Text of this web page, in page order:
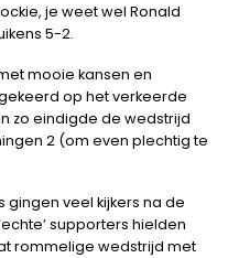
je weet wel Ronald
5-2.
mooie kansen en
op het verkeerde
zo eindigde de wedstrijd
2 (om even plechtig te
gingen veel kijkers na de
supporters hielden
rommelige wedstrijd met